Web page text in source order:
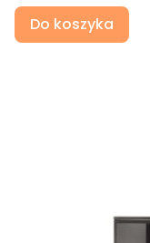
Do koszyka